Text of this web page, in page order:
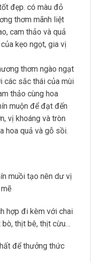
đẹp. có màu đỏ
thơm mãnh liệt
cam thảo và quả
kẹo ngọt, gia vị
thơm ngào ngạt
các sắc thái của mùi
thảo cùng hoa
muộn để đạt đến
vị khoáng và tròn
hoa quả và gỗ sồi.
muồi tạo nên dư vị
hợp đi kèm với chai
thịt bê, thịt cừu…
để thưởng thức